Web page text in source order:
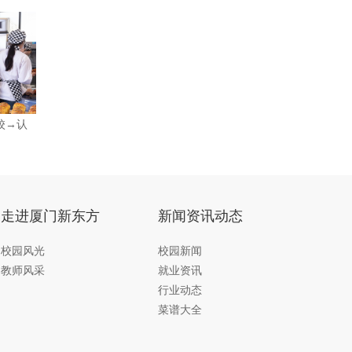
→认
走进厦门新东方
校园风光
教师风采
新闻资讯动态
校园新闻
就业资讯
行业动态
菜谱大全